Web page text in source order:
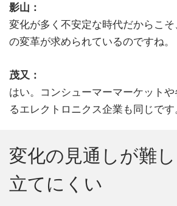
影山：
変化が多く不安定な時代だからこ
の変革が求められているのですね。
茂又：
はい。コンシューマーマーケット
るエレクトロニクス企業も同じです
変化の見通しが難
立てにくい